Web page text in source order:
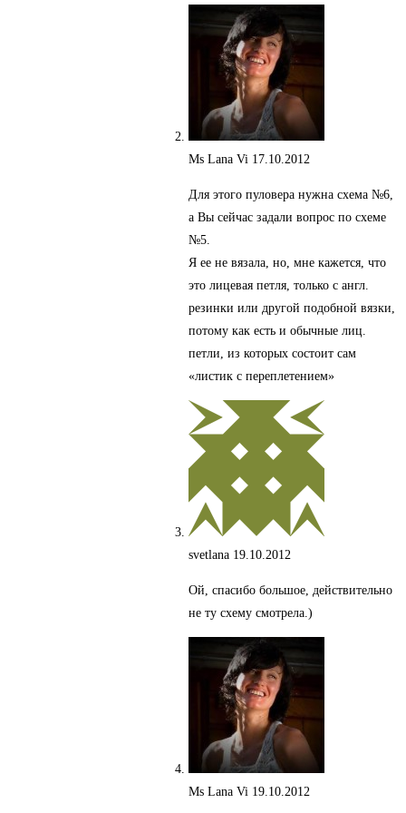
Ms Lana Vi 17.10.2012
Для этого пуловера нужна схема №6,
а Вы сейчас задали вопрос по схеме
№5.
Я ее не вязала, но, мне кажется, что
это лицевая петля, только с англ.
резинки или другой подобной вязки,
потому как есть и обычные лиц.
петли, из которых состоит сам
«листик с переплетением»
svetlana 19.10.2012
Ой, спасибо большое, действительно
не ту схему смотрела.)
Ms Lana Vi 19.10.2012